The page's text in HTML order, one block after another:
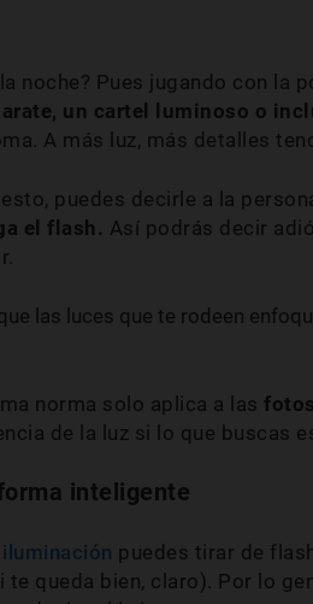
noche? Pues jugando con la
un cartel luminoso o
A más luz, más detalles
puedes decirle a la
el flash. Así podrás decir
las luces que te rodeen
norma solo aplica a las
de la luz si lo que buscas
inteligente
iluminación puedes tirar de
te queda bien, claro). Por lo